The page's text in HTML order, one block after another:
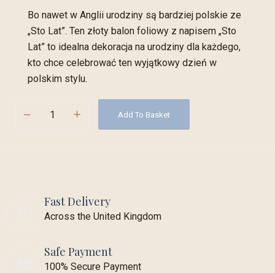
Bo nawet w Anglii urodziny są bardziej polskie ze
„Sto Lat”. Ten złoty balon foliowy z napisem „Sto
Lat” to idealna dekoracja na urodziny dla każdego,
kto chce celebrować ten wyjątkowy dzień w
polskim stylu.
Add To Basket
Fast Delivery
Across the United Kingdom
Safe Payment
100% Secure Payment